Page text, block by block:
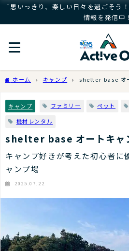
「思いっきり、楽しい日々を過ごそう
情報を発信中！
ホーム キャンプ shelter base オ
キャンプ ファミリー ペット
機材レンタル
shelter base オートキャ
キャンプ好きが考えた初心者に
ャンプ場
2025.07.22